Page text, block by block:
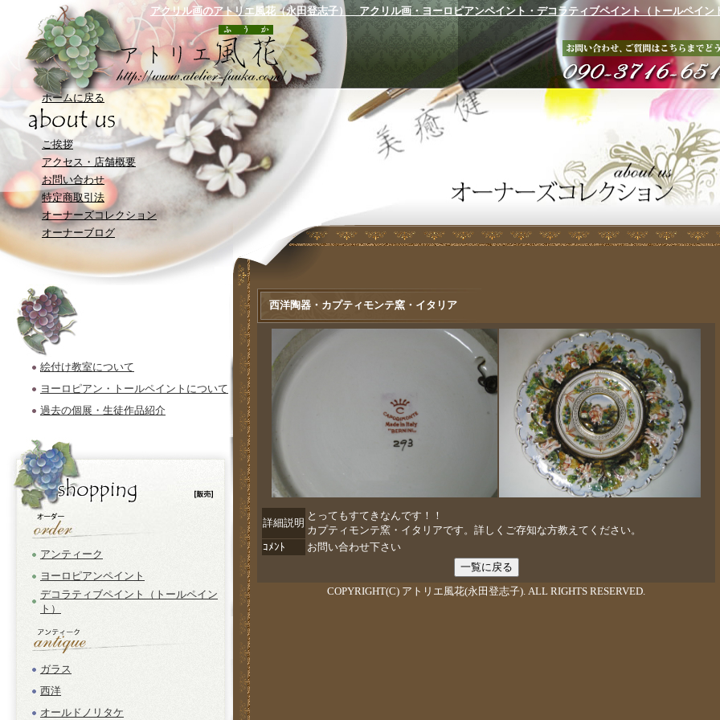
アクリル画のアトリエ風花（永田登志子） アクリル画・ヨーロピアンペイント・デコラティブペイント（トールペイン
ホームに戻る
ご挨拶
アクセス・店舗概要
お問い合わせ
特定商取引法
オーナーズコレクション
オーナーブログ
絵付け教室について
ヨーロピアン・トールペイントについて
過去の個展・生徒作品紹介
アンティーク
ヨーロピアンペイント
デコラティブペイント（トールペイン
ト）
ガラス
西洋
オールドノリタケ
西洋陶器・カプティモンテ窯・イタリア
詳細説明
とってもすてきなんです！！
カプティモンテ窯・イタリアです。詳しくご存知な方教えてください。
ｺﾒﾝﾄ
お問い合わせ下さい
COPYRIGHT(C) アトリエ風花(永田登志子). ALL RIGHTS RESERVED.